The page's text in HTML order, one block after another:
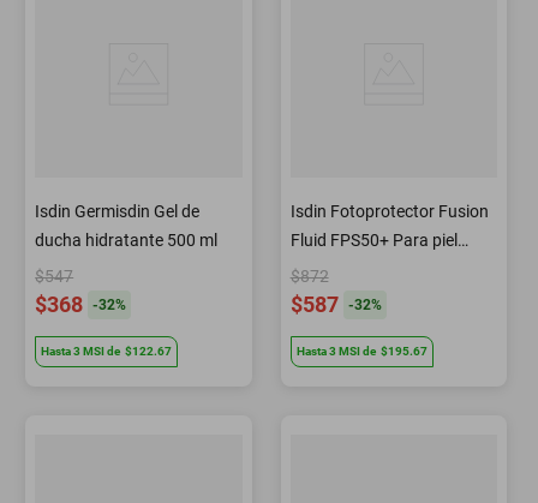
Isdin Germisdin Gel de
ducha hidratante 500 ml
$547
$368 -32%
Hasta3 MSIde $122.67
Isdin Fotoprotector Fusion
Fluid FPS50+ Para piel
sensible 50 ml
$872
$587 -32%
Hasta3 MSIde $195.67